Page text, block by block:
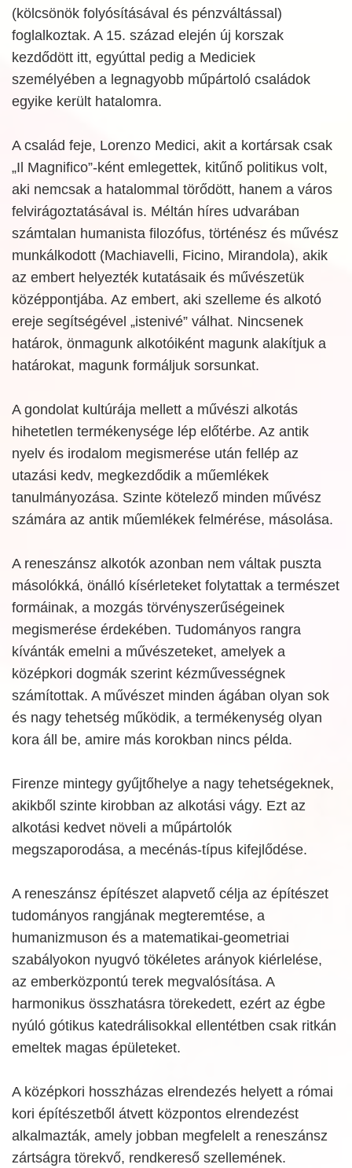
(kölcsönök folyósításával és pénzváltással)
foglalkoztak. A 15. század elején új korszak
kezdődött itt, egyúttal pedig a Mediciek
személyében a legnagyobb műpártoló családok
egyike került hatalomra.
A család feje, Lorenzo Medici, akit a kortársak csak
„Il Magnifico”-ként emlegettek, kitűnő politikus volt,
aki nemcsak a hatalommal törődött, hanem a város
felvirágoztatásával is. Méltán híres udvarában
számtalan humanista filozófus, történész és művész
munkálkodott (Machiavelli, Ficino, Mirandola), akik
az embert helyezték kutatásaik és művészetük
középpontjába. Az embert, aki szelleme és alkotó
ereje segítségével „istenivé” válhat. Nincsenek
határok, önmagunk alkotóiként magunk alakítjuk a
határokat, magunk formáljuk sorsunkat.
A gondolat kultúrája mellett a művészi alkotás
hihetetlen termékenysége lép előtérbe. Az antik
nyelv és irodalom megismerése után fellép az
utazási kedv, megkezdődik a műemlékek
tanulmányozása. Szinte kötelező minden művész
számára az antik műemlékek felmérése, másolása.
A reneszánsz alkotók azonban nem váltak puszta
másolókká, önálló kísérleteket folytattak a természet
formáinak, a mozgás törvényszerűségeinek
megismerése érdekében. Tudományos rangra
kívánták emelni a művészeteket, amelyek a
középkori dogmák szerint kézművességnek
számítottak. A művészet minden ágában olyan sok
és nagy tehetség működik, a termékenység olyan
kora áll be, amire más korokban nincs példa.
Firenze mintegy gyűjtőhelye a nagy tehetségeknek,
akikből szinte kirobban az alkotási vágy. Ezt az
alkotási kedvet növeli a műpártolók
megszaporodása, a mecénás-típus kifejlődése.
A reneszánsz építészet alapvető célja az építészet
tudományos rangjának megteremtése, a
humanizmuson és a matematikai-geometriai
szabályokon nyugvó tökéletes arányok kiérlelése,
az emberközpontú terek megvalósítása. A
harmonikus összhatásra törekedett, ezért az égbe
nyúló gótikus katedrálisokkal ellentétben csak ritkán
emeltek magas épületeket.
A középkori hosszházas elrendezés helyett a római
kori építészetből átvett központos elrendezést
alkalmazták, amely jobban megfelelt a reneszánsz
zártságra törekvő, rendkereső szellemének.